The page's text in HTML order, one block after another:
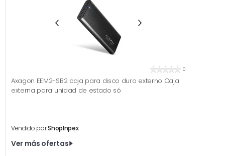
0
Axagon EEM2-SB2 caja para disco duro externo Caja
externa para unidad de estado só
Vendido porShopInpex
Ver más ofertas